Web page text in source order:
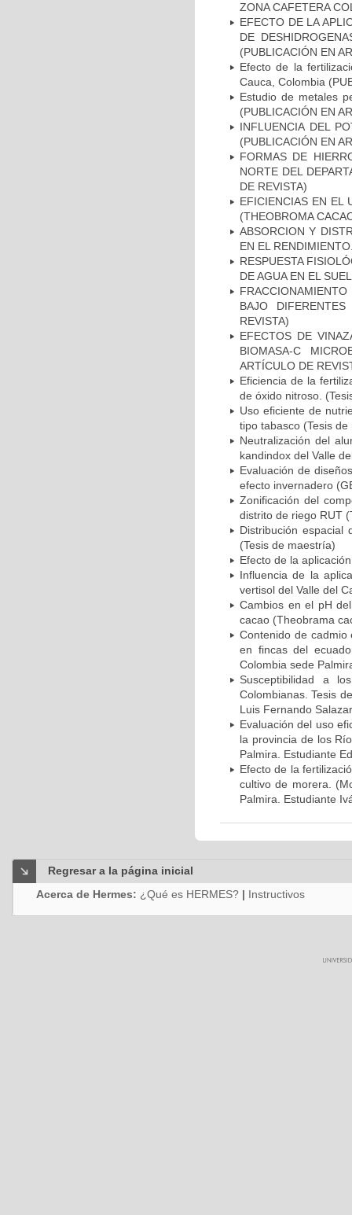
ZONA CAFETERA
EFECTO DE LA
DE
(PUBLICACIÓN EN
Efecto de la
Cauca, Colombia
Estudio de metales
(PUBLICACIÓN EN
INFLUENCIA DEL
(PUBLICACIÓN EN
FORMAS DE
NORTE DEL
DE REVISTA)
EFICIENCIAS EN EL
(THEOBROMA
ABSORCION Y
EN EL
RESPUESTA
DE AGUA EN EL
BAJO
REVISTA)
EFECTOS DE
BIOMASA-C
ARTÍCULO DE
Eficiencia de la
de óxido nitroso.
Uso eficiente de
tipo tabasco (Tesis
Neutralización del
kandindox del Valle
Evaluación de
efecto invernadero
Zonificación del
distrito de riego RUT
Distribución
(Tesis de maestría)
Efecto de la
Influencia de la
vertisol del Valle del
Cambios en el pH
cacao (Theobrama
Contenido de
en fincas del
Colombia sede
Susceptibilidad a
Colombianas. Tesis
Luis Fernando
Evaluación del uso
la provincia de los
Palmira. Estudiante
Efecto de la
cultivo de morera.
Palmira. Estudiante
Regresar a la página inicial
Acerca de Hermes: ¿Qué es HERMES? | Instructivos